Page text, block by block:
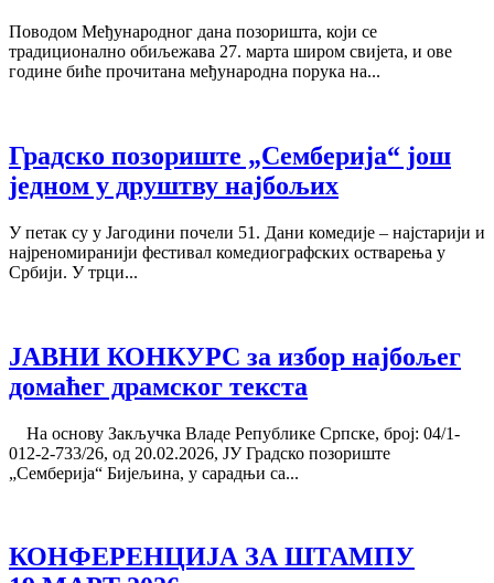
Поводом Међународног дана позоришта, који се
традиционално обиљежава 27. марта широм свијета, и ове
године биће прочитана међународна порука на...
Градско позориште „Семберија“ још
једном у друштву најбољих
У петак су у Јагодини почели 51. Дани комедије – најстарији и
најреномиранији фестивал комедиографских остварења у
Србији. У трци...
ЈАВНИ КОНКУРС за избор најбољег
домаћег драмског текста
На основу Закључка Владе Републике Српске, број: 04/1-
012-2-733/26, од 20.02.2026, ЈУ Градско позориште
„Семберија“ Бијељина, у сарадњи са...
КОНФЕРЕНЦИЈА ЗА ШТАМПУ